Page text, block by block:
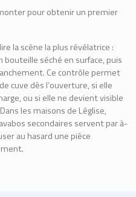
pour obtenir un premier
la scène la plus révélatrice :
séché en surface, puis
Ce contrôle permet
cuve dès l’ouverture, si elle
ou si elle ne devient visible
les maisons de Léglise,
secondaires servent par à-
au hasard une pièce